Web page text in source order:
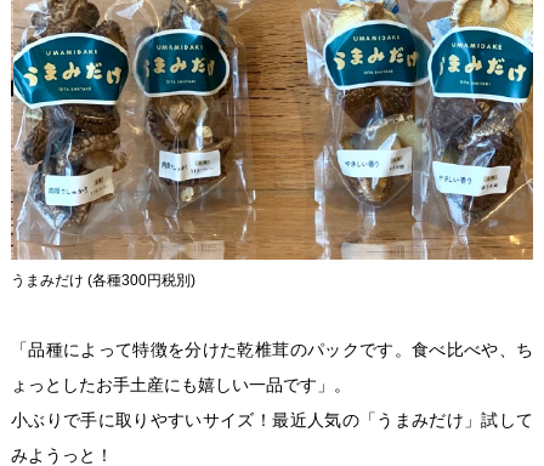
うまみだけ (各種300円税別)
「品種によって特徴を分けた乾椎茸のパックです。食べ比べや、ち
ょっとしたお手土産にも嬉しい一品です」。
小ぶりで手に取りやすいサイズ！最近人気の「うまみだけ」試して
みようっと！